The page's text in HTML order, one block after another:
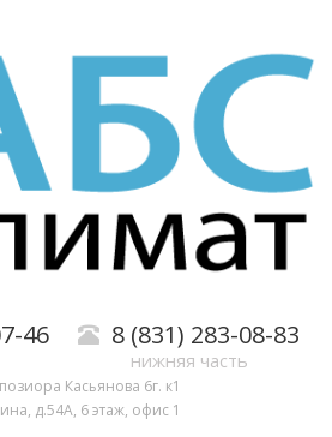
46 8 (831) 283-08-83
нижняя часть
Касьянова 6г. к1
д.54А, 6 этаж, офис 1